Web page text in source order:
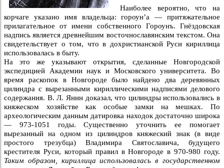
Наиболее вероятно, что на
корчаге указано имя владельца: гороун’а — притяжательное
прилагательное от имени собственного Гороунъ. Гнёздовская
надпись является древнейшим восточнославянским текстом. Она
свидетельствует о том, что в дохристианской Руси кириллица
использовалась в быту.
На это же указывают открытия, сделанные Новгородской
экспедицией Академии наук и Московского университета. Во
время раскопок в Новгороде было найдено два деревянных
цилиндра с вырезанными кириллическими надписями делового
содержания. В. Л. Янин доказал, что цилиндры использовались в
княжеском хозяйстве как особые замки на мешках. По
археологическим данным датировка находок достаточно широка
— 973-1051 годы. Существенно уточнить ее помогает
вырезанный на одном из цилиндров княжеский знак (в виде
простого трезубца) Владимира Святославича, будущего
крестителя Руси, который правил в Новгороде в 970-980 году.
Таким образом, кириллица использовалась в государственном